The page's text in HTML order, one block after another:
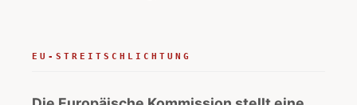
EU-STREITSCHLICHTUNG